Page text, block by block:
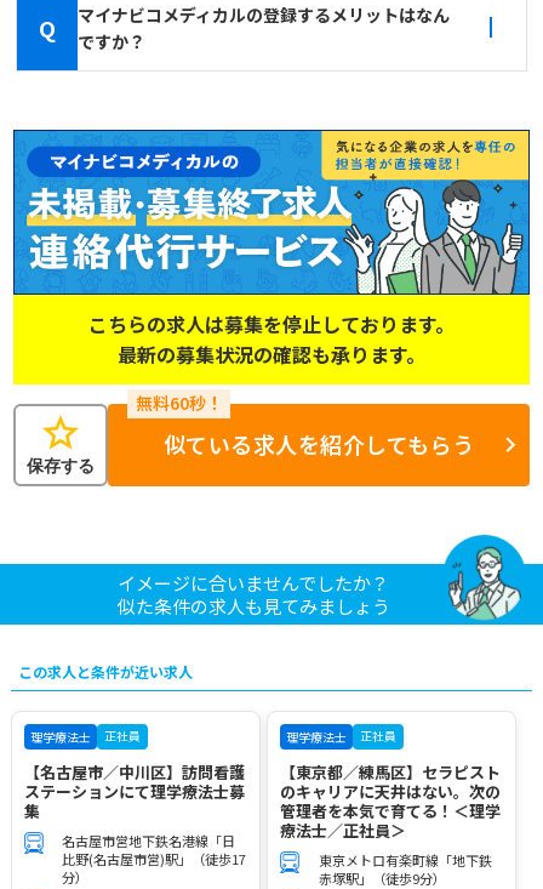
Q
マイナビコメディカルの登録するメリットはなん
ですか？
こちらの求人は募集を停止しております。
最新の募集状況の確認も承ります。
star
保存する
似ている求人を紹介してもらう
イメージに合いませんでしたか？
似た条件の求人も見てみましょう
この求人と条件が近い求人
理学療法士 正社員
【名古屋市／中川区】訪問看護
ステーションにて理学療法士募
集
名古屋市営地下鉄名港線「日
比野(名古屋市営)駅」（徒歩17
分）
理学療法士 正社員
【東京都／練馬区】セラピスト
のキャリアに天井はない。次の
管理者を本気で育てる！＜理学
療法士／正社員＞
東京メトロ有楽町線「地下鉄
赤塚駅」（徒歩9分）